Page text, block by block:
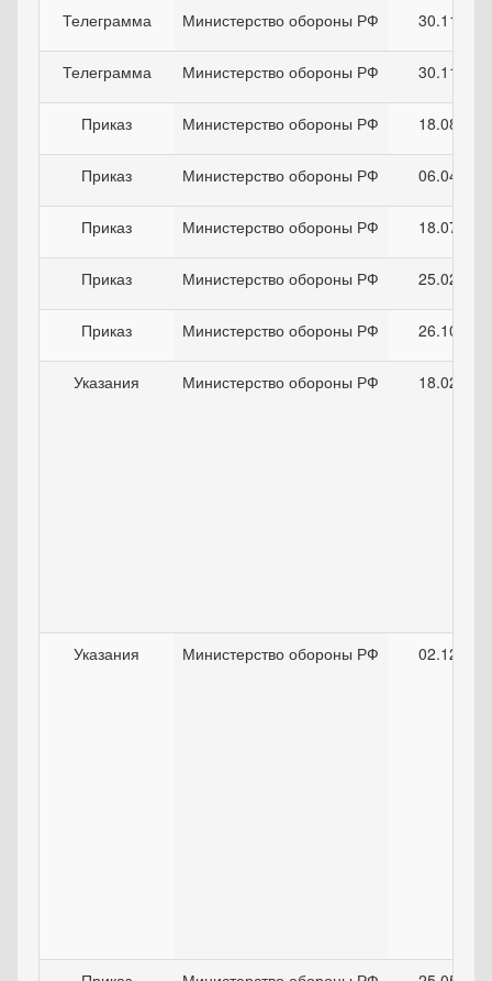
Телеграмма
Министерство обороны РФ
Телеграмма Министерство обороны РФ
Приказ Министерство обороны РФ
Приказ Министерство обороны РФ
Приказ Министерство обороны РФ
Приказ Министерство обороны РФ
Приказ Министерство обороны РФ
Указания Министерство обороны РФ
Указания Министерство обороны РФ